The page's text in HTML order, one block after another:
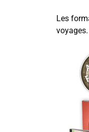
Les
voyages.